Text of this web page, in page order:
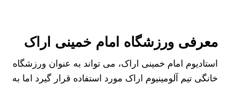
معرفی ورزشگاه امام خمینی اراک
استادیوم امام خمینی اراک، می تواند به عنوان ورزشگاه
خانگی تیم آلومینیوم اراک مورد استفاده قرار گیرد اما به